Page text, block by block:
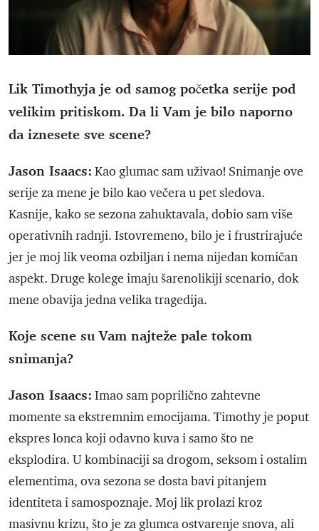
Lik Timothyja je od samog početka serije pod
velikim pritiskom. Da li Vam je bilo naporno
da iznesete sve scene?
Jason Isaacs: Kao glumac sam uživao! Snimanje ove
serije za mene je bilo kao večera u pet sledova.
Kasnije, kako se sezona zahuktavala, dobio sam više
operativnih radnji. Istovremeno, bilo je i frustrirajuće
jer je moj lik veoma ozbiljan i nema nijedan komičan
aspekt. Druge kolege imaju šarenolikiji scenario, dok
mene obavija jedna velika tragedija.
Koje scene su Vam najteže pale tokom
snimanja?
Jason Isaacs: Imao sam poprilično zahtevne
momente sa ekstremnim emocijama. Timothy je poput
ekspres lonca koji odavno kuva i samo što ne
eksplodira. U kombinaciji sa drogom, seksom i ostalim
elementima, ova sezona se dosta bavi pitanjem
identiteta i samospoznaje. Moj lik prolazi kroz
masivnu krizu, što je za glumca ostvarenje snova, ali